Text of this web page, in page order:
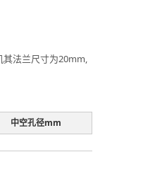
其法兰尺寸为20mm,
中空孔径mm